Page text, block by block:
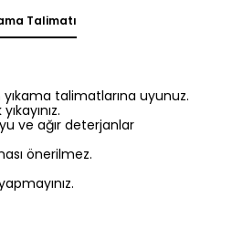
Talimatı
talimatlarına uyunuz.
ve ağır deterjanlar
önerilmez.